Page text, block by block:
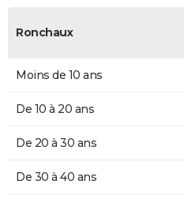
Ronchaux
Moins de 10 ans
De 10 à 20 ans
De 20 à 30 ans
De 30 à 40 ans